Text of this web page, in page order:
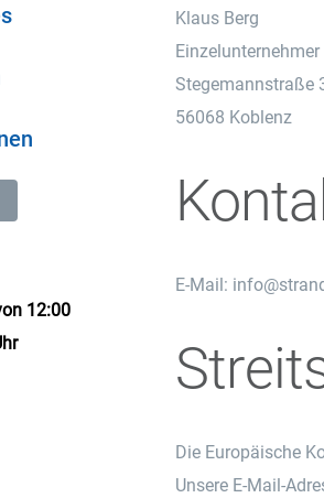
12:00
Klaus Berg
Einzelunternehmer
Stegemannstraße
56068 Koblenz
E-Mail:
Die Europäische
Unsere E-Mail-